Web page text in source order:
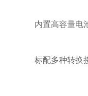
内置高容量电
标配多种转换